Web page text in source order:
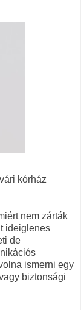
kórház
nem zárták
ideiglenes
de
ismerni egy
biztonsági